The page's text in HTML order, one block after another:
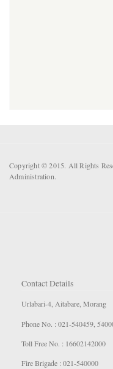
Copyright © 2015. All Rights
Administration.
Contact Details
Urlabari-4, Aitabare, Morang
Phone No. : 021-540459,
Toll Free No. : 16602142000
Fire Brigade : 021-540000